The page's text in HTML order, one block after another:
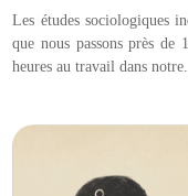
Les études sociologiques
que nous passons près de
heures au travail dans notre...